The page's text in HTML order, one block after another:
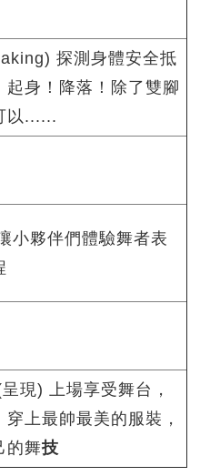
探測身體安全抵
起身！降落！除了雙腳
以......
小夥伴們體驗舞者表
現) 上場享受舞台，
上最帥最美的服裝，
的舞技